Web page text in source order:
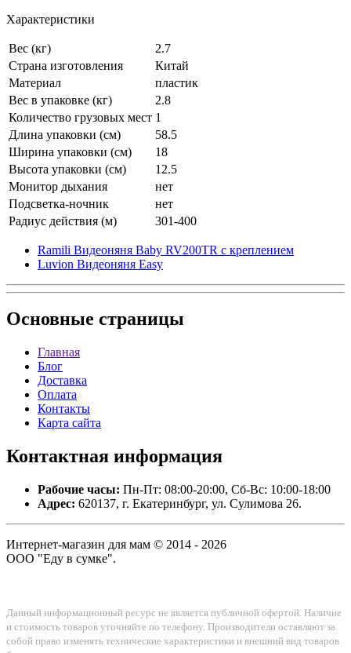
Характеристики
Вес (кг)
2.7
Страна изготовления
Китай
Материал
пластик
Вес в упаковке (кг)
2.8
Количество грузовых мест 1
Длина упаковки (см)
58.5
Ширина упаковки (см)
18
Высота упаковки (см)
12.5
Монитор дыхания
нет
Подсветка-ночник
нет
Радиус действия (м)
301-400
Ramili Видеоняня Baby RV200TR с креплением
Luvion Видеоняня Easy
Основные страницы
Главная
Блог
Доставка
Оплата
Контакты
Карта сайта
Контактная информация
Рабочие часы: Пн-Пт: 08:00-20:00, Сб-Вс: 10:00-18:00
Адрес: 620137, г. Екатеринбург, ул. Сулимова 26.
Интернет-магазин для мам © 2014 - 2026
ООО "Еду в сумке".
Данный информационный ресурс не является публичной офертой. Наличие
и стоимость товаров уточняйте по телефону. Производители оставляют за
собой право изменять технические характеристики и внешний вид товаров